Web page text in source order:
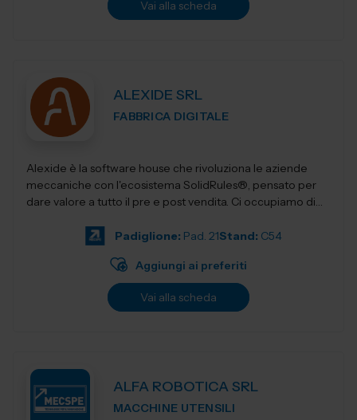
Vai alla scheda
ALEXIDE SRL
FABBRICA DIGITALE
Alexide è la software house che rivoluziona le aziende
meccaniche con l'ecosistema SolidRules®, pensato per
dare valore a tutto il pre e post vendita. Ci occupiamo di
Padiglione: Pad. 21Stand: C54
Aggiungi ai preferiti
Vai alla scheda
ALFA ROBOTICA SRL
MACCHINE UTENSILI